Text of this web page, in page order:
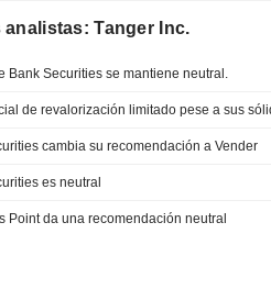
Tanger Inc.
Bank Securities se mantiene neutral.
cambia su recomendación a Vender
es neutral
Point da una recomendación neutral